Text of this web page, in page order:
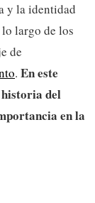
y la identidad
lo largo de los
de
. En este
del
en la